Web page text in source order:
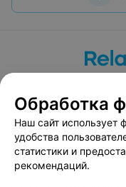
Вакансии
Публичный
Обработка
Наш сайт использует
удобства
статистики и
рекомендаций.